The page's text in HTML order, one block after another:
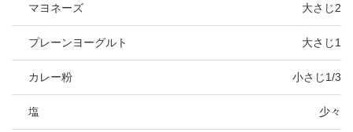
マヨネーズ 大さじ2
プレーンヨーグルト 大さじ1
カレー粉 小さじ1/3
塩 少々